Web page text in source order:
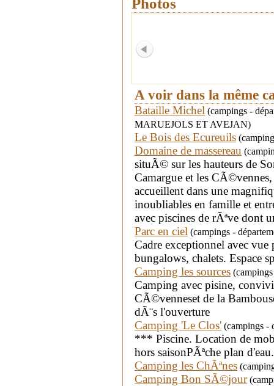
A voir dans la même
Bataille Michel (campings -
MARUEJOLS ET AVEJAN)
Le Bois des Ecureuils
Domaine de massereau
situÃ© sur les hauteurs de
Camargue et les
accueillent dans une
inoubliables en famille et
avec piscines de rÃªve dont
Parc en ciel (campings -
Cadre exceptionnel avec
bungalows, chalets. Espace
Camping les sources
Camping avec pisine,
CÃ©venneset de la
dÃ¨s l'ouverture
Camping 'Le Clos' (campings
*** Piscine. Location de
hors saisonPÃªche plan
Camping les ChÃªnes
Camping Bon SÃ©jour